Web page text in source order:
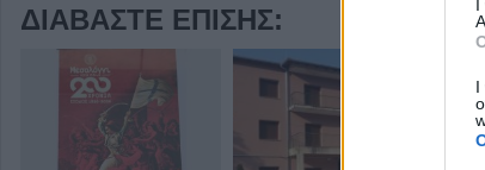
I
I
ΔΙΑΒΆΣΤΕ ΕΠΊΣΗΣ: